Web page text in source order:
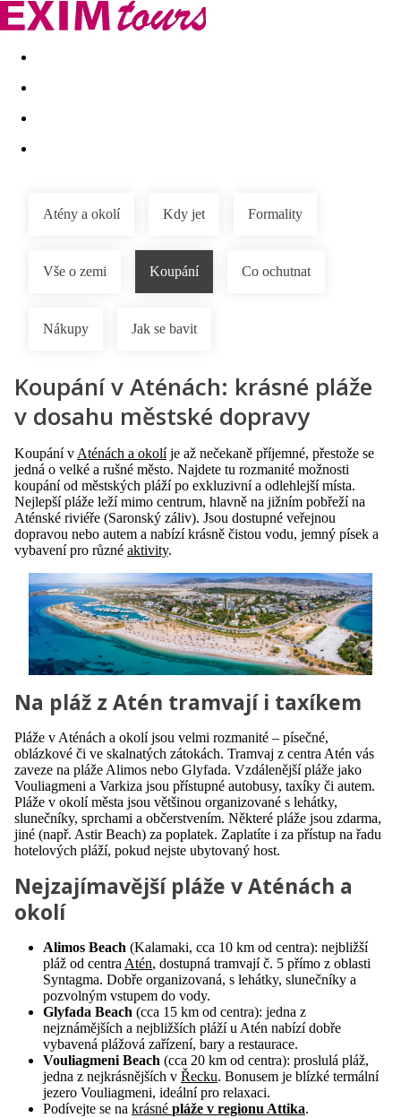
Akční nabídky Last minute
Atény a okolí Kdy jet Formality
Vše o zemi Koupání Co ochutnat
Nákupy Jak se bavit
Koupání v Aténách: krásné pláže
v dosahu městské dopravy
Koupání v Aténách a okolíje až nečekaně příjemné, přestože se
jedná o velké a rušné město. Najdete tu rozmanité možnosti
koupání od městských pláží po exkluzivní a odlehlejší místa.
Nejlepší pláže leží mimo centrum, hlavně na jižním pobřeží na
Aténské riviéře (Saronský záliv). Jsou dostupné veřejnou
dopravou nebo autem a nabízí krásně čistou vodu, jemný písek a
vybavení pro různé aktivity.
Na pláž z Atén tramvají i taxíkem
Pláže v Aténách a okolí jsou velmi rozmanité – písečné,
oblázkové či ve skalnatých zátokách. Tramvaj z centra Atén vás
zaveze na pláže Alimos nebo Glyfada. Vzdálenější pláže jako
Vouliagmeni a Varkiza jsou přístupné autobusy, taxíky či autem.
Pláže v okolí města jsou většinou organizované s lehátky,
slunečníky, sprchami a občerstvením. Některé pláže jsou zdarma,
jiné (např. Astir Beach) za poplatek. Zaplatíte i za přístup na řadu
hotelových pláží, pokud nejste ubytovaný host.
Nejzajímavější pláže v Aténách a
okolí
Alimos Beach (Kalamaki, cca 10 km od centra): nejbližší
pláž od centraAtén, dostupná tramvají č. 5 přímo z oblasti
Syntagma. Dobře organizovaná, s lehátky, slunečníky a
pozvolným vstupem do vody.
Glyfada Beach (cca 15 km od centra): jedna z
nejznámějších a nejbližších pláží u Atén nabízí dobře
vybavená plážová zařízení, bary a restaurace.
Vouliagmeni Beach (cca 20 km od centra): proslulá pláž,
jedna z nejkrásnějších v Řecku. Bonusem je blízké termální
jezero Vouliagmeni, ideální pro relaxaci.
Podívejte se na krásné pláže v regionu Attika.